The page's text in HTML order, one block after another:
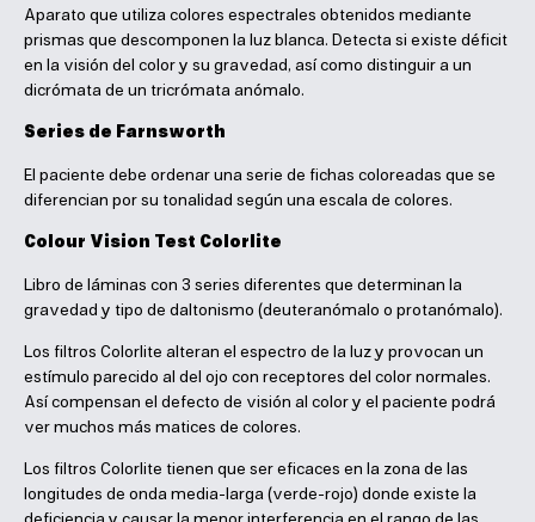
Aparato que utiliza colores espectrales obtenidos mediante
prismas que descomponen la luz blanca. Detecta si existe déficit
en la visión del color y su gravedad, así como distinguir a un
dicrómata de un tricrómata anómalo.
Series de Farnsworth
El paciente debe ordenar una serie de fichas coloreadas que se
diferencian por su tonalidad según una escala de colores.
Colour Vision Test Colorlite
Libro de láminas con 3 series diferentes que determinan la
gravedad y tipo de daltonismo (deuteranómalo o protanómalo).
Los filtros Colorlite alteran el espectro de la luz y provocan un
estímulo parecido al del ojo con receptores del color normales.
Así compensan el defecto de visión al color y el paciente podrá
ver muchos más matices de colores.
Los filtros Colorlite tienen que ser eficaces en la zona de las
longitudes de onda media-larga (verde-rojo) donde existe la